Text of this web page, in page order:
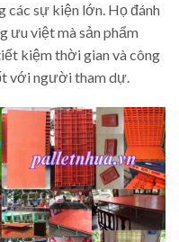
các sự kiện lớn. Họ đánh
ưu việt mà sản phẩm
kiệm thời gian và công
với người tham dự.